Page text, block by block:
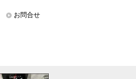
お問合せ